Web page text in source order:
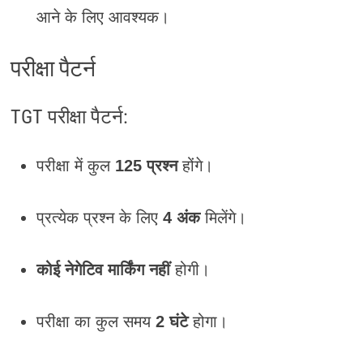
आने के लिए आवश्यक।
परीक्षा पैटर्न
TGT परीक्षा पैटर्न:
परीक्षा में कुल 125 प्रश्नहोंगे।
प्रत्येक प्रश्न के लिए 4 अंकमिलेंगे।
कोई नेगेटिव मार्किंग नहींहोगी।
परीक्षा का कुल समय 2 घंटेहोगा।